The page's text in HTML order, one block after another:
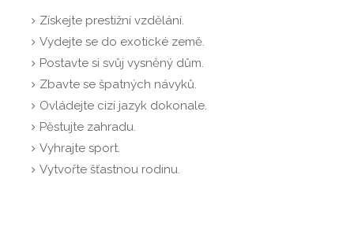
Získejte prestižní vzdělání.
Vydejte se do exotické země.
Postavte si svůj vysněný dům.
Zbavte se špatných návyků.
Ovládejte cizí jazyk dokonale.
Pěstujte zahradu.
Vyhrajte sport.
Vytvořte šťastnou rodinu.